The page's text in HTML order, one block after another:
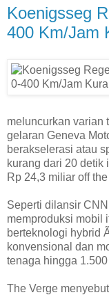
Koenigsseg
400 Km/Jam
meluncurkan varian
gelaran Geneva
berakselerasi atau
kurang dari 20 detik
Rp 24,3 miliar off
Seperti dilansir
memproduksi mobil
berteknologi hybrid
konvensional dan
tenaga hingga 1.500
The Verge